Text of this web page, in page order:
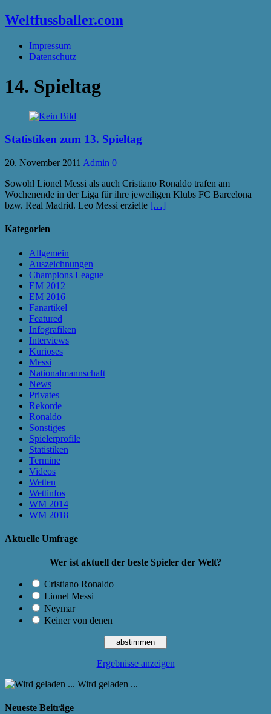
Weltfussballer.com
Impressum
Datenschutz
14. Spieltag
Statistiken zum 13. Spieltag
20. November 2011 Admin 0
Sowohl Lionel Messi als auch Cristiano Ronaldo trafen am
Wochenende in der Liga für ihre jeweiligen Klubs FC Barcelona
bzw. Real Madrid. Leo Messi erzielte […]
Kategorien
Allgemein
Auszeichnungen
Champions League
EM 2012
EM 2016
Fanartikel
Featured
Infografiken
Interviews
Kurioses
Messi
Nationalmannschaft
News
Privates
Rekorde
Ronaldo
Sonstiges
Spielerprofile
Statistiken
Termine
Videos
Wetten
Wettinfos
WM 2014
WM 2018
Aktuelle Umfrage
Wer ist aktuell der beste Spieler der Welt?
Cristiano Ronaldo
Lionel Messi
Neymar
Keiner von denen
Ergebnisse anzeigen
Wird geladen ...
Neueste Beiträge